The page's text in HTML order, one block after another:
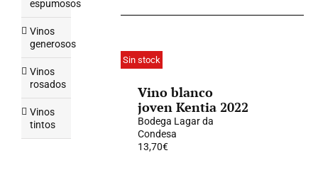
Sin stock
Vino blanco
joven Kentia 2022
Bodega Lagar da
Condesa
13,70€
espumosos
Vinos
generosos
Vinos
rosados
Vinos
tintos